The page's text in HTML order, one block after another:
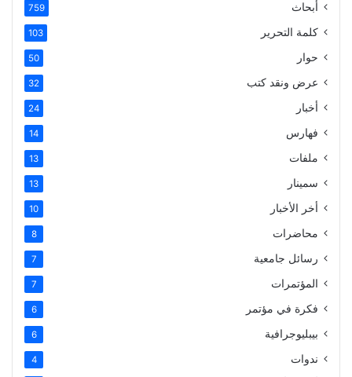
أبحاث 759
كلمة التحرير 103
حوار 50
عرض ونقد كتب 32
أخبار 24
فهارس 14
ملفات 13
سمينار 13
أخر الأخبار 10
محاضرات 8
رسائل جامعية 7
المؤتمرات 7
فكرة في مؤتمر 6
بيبليوجرافية 6
ندوات 4